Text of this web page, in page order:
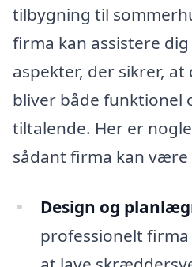
tilbygning til
firma kan assistere
aspekter, der sikrer,
bliver både funktionel
tiltalende. Her er
sådant firma kan
Design og
professionelt